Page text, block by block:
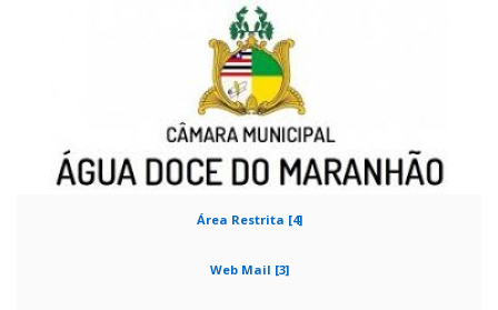
Área Restrita [4]
Web Mail [3]